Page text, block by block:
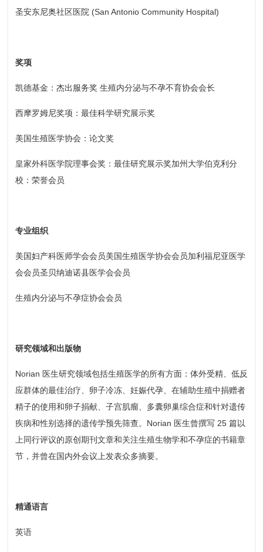
圣安东尼奥社区医院 (San Antonio Community Hospital)
奖项
凯德基金：杰出服务奖 生殖内分泌与不孕不育协会会长
西摩罗姆尼奖项：最佳科学研究展示奖
美国生殖医学协会：论文奖
皇家外科医学院理事会奖：最佳研究展示奖加州大学伯克利分
校：荣誉会员
专业组织
美国妇产科医师学会会员美国生殖医学协会会员加利福尼亚医学
会会员圣贝纳迪诺县医学会会员
生殖内分泌与不孕症协会会员
研究领域和出版物
Norian 医生研究领域包括生殖医学的所有方面：体外受精、低反
应群体的最佳治疗、卵子冷冻、妊娠代孕、在辅助生殖中捐赠者
精子的使用和卵子捐献、子宫肌瘤、多囊卵巢综合症和针对遗传
疾病和性别选择的遗传学预先筛查。Norian 医生曾撰写 25 篇以
上同行评议的原创期刊文章和关注生殖生物学和不孕症的书籍章
节，并曾在国内外会议上发表众多摘要。
精通语言
英语